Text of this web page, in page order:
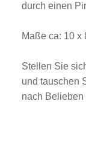
durch einen
Maße ca: 10 x
Stellen Sie
und tauschen
nach Belieben